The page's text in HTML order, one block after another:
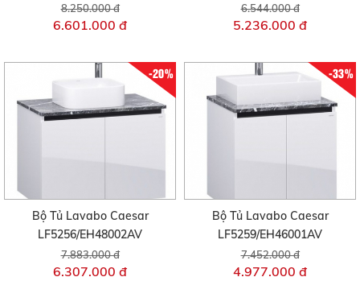
8.250.000 đ
6.601.000 đ
6.544.000 đ
5.236.000 đ
-20%
Bộ Tủ Lavabo Caesar
LF5256/EH48002AV
7.883.000 đ
6.307.000 đ
-33%
Bộ Tủ Lavabo Caesar
LF5259/EH46001AV
7.452.000 đ
4.977.000 đ